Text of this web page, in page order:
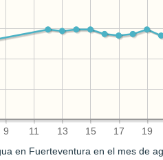
9 11 13 15 17 19
en Fuerteventura en el mes de